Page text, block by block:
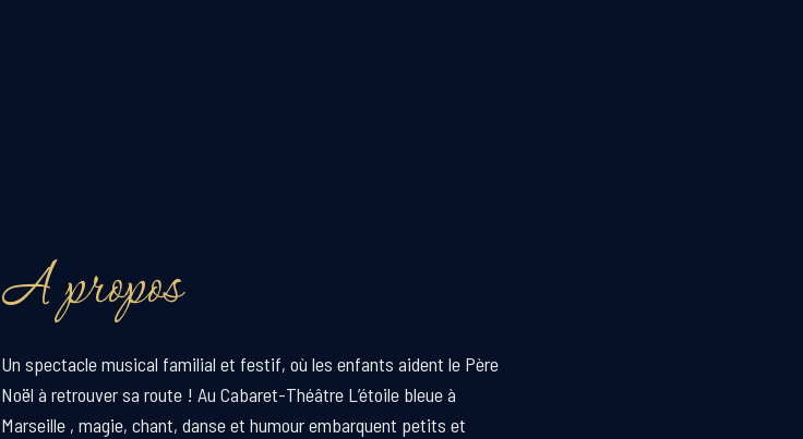
A propos
Un spectacle musical familial et festif, où les enfants aident le Père
Noël à retrouver sa route ! Au Cabaret-Théâtre L’étoile bleue à
Marseille , magie, chant, danse et humour embarquent petits et